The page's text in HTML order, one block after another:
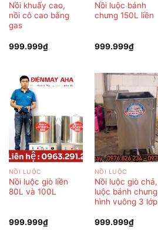
Nồi khuấy cao,
nồi cô cao bằng
gas
999.999₫
Nồi luộc bánh
chưng 150L liền
999.999₫
NỒI LUỘC
Nồi luộc giò liền
80L và 100L
999.999₫
NỒI LUỘC
Nồi luộc giò chả,
luộc bánh chưng
hình vuông 3 lớp
999.999₫